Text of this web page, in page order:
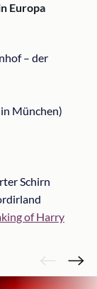
Europa
– der
München)
Schirn
of Harry